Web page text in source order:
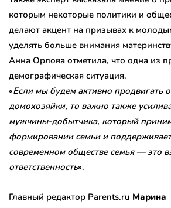
которым некоторые политики и
делают акцент на призывах к
уделять больше внимания
Анна Орлова отметила, что одна из
демографическая ситуация.
«Если мы будем активно
домохозяйки, то важно также
мужчины-добытчика, который
формировании семьи и
современном обществе семья — это
ответственность».
Главный редактор Parents.ru Марина